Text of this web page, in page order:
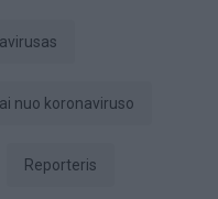
nuo koronaviruso
Reporteris